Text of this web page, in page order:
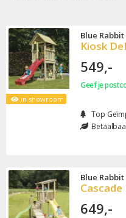
in showroom
Blue Rabbit
Kiosk
549,-
Geef je
Top
Blue Rabbit
649,-